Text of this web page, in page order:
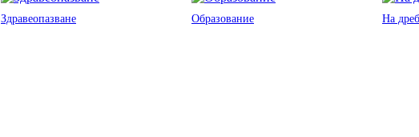
Здравеопазване Образование На